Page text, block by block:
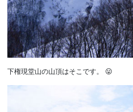
下権現堂山の山頂はそこです。 😛